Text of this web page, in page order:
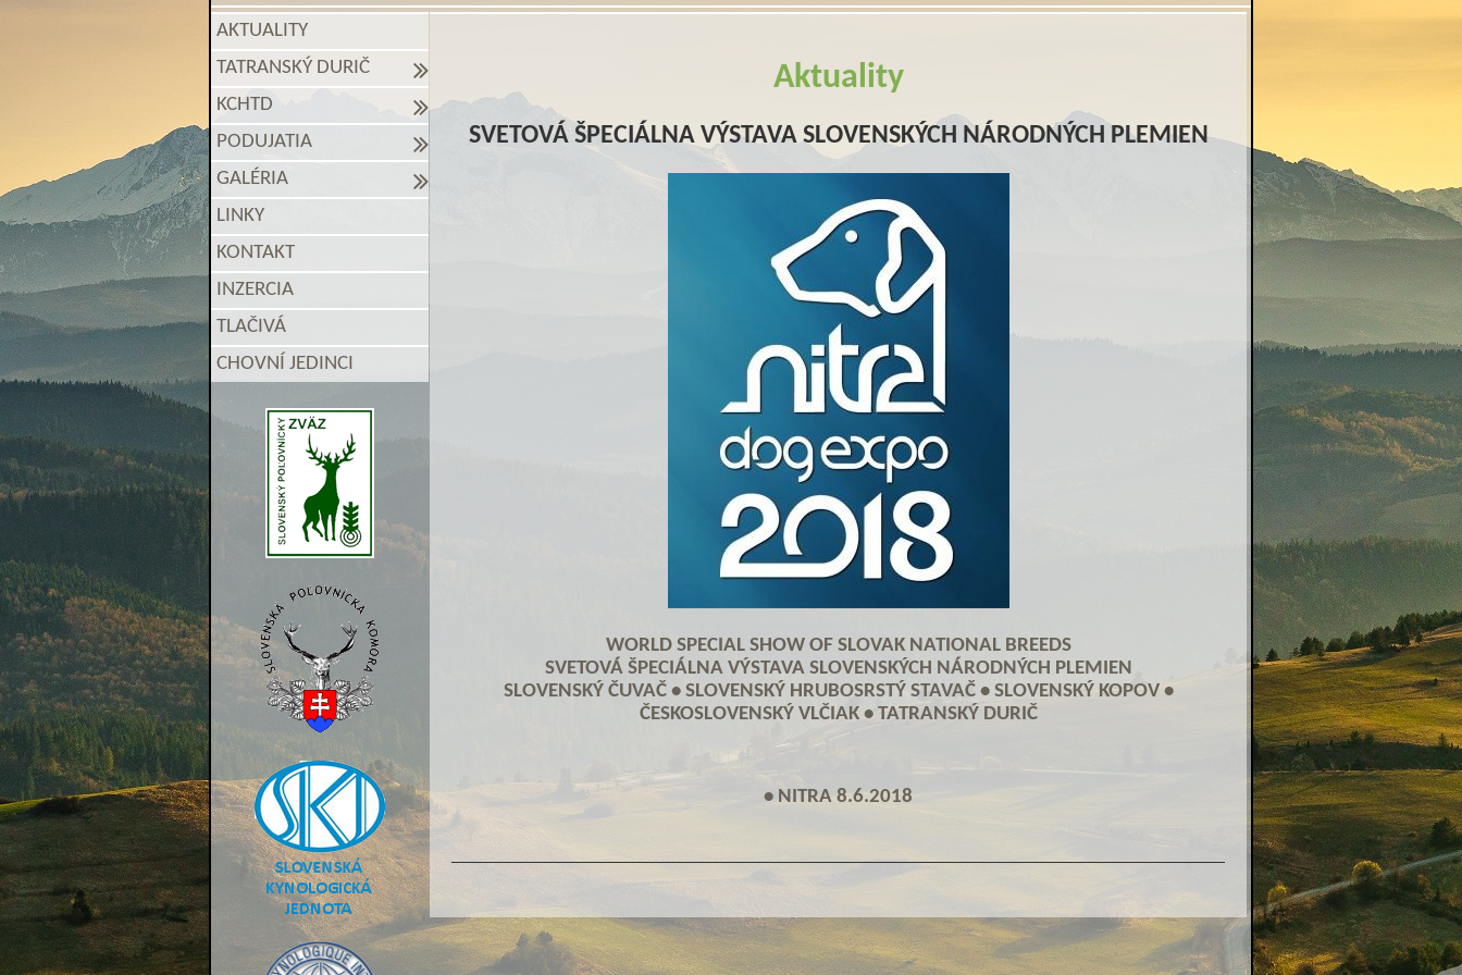
AKTUALITY
TATRANSKÝ DURIČ
KCHTD
PODUJATIA
GALÉRIA
LINKY
KONTAKT
INZERCIA
TLAČIVÁ
CHOVNÍ JEDINCI
Aktuality
SVETOVÁ ŠPECIÁLNA VÝSTAVA SLOVENSKÝCH NÁRODNÝCH PLEMIEN
WORLD SPECIAL SHOW OF SLOVAK NATIONAL BREEDS
SVETOVÁ ŠPECIÁLNA VÝSTAVA SLOVENSKÝCH NÁRODNÝCH PLEMIEN
SLOVENSKÝ ČUVAČ • SLOVENSKÝ HRUBOSRSTÝ STAVAČ • SLOVENSKÝ KOPOV •
ČESKOSLOVENSKÝ VLČIAK • TATRANSKÝ DURIČ
• NITRA 8.6.2018